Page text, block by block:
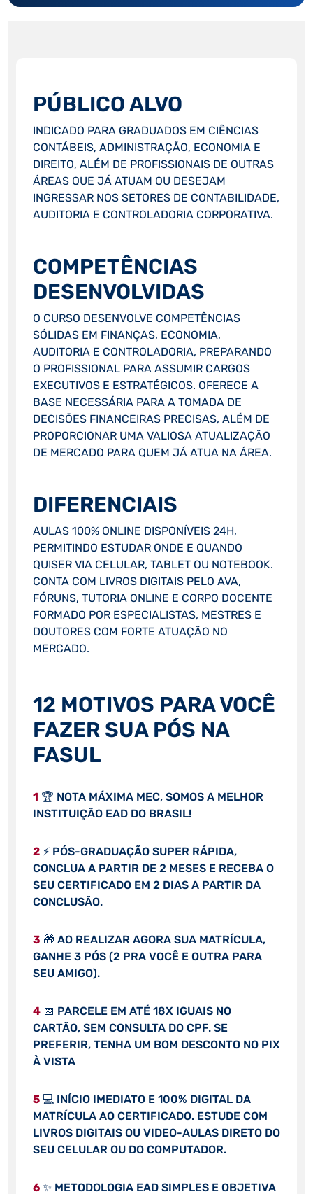
PÚBLICO ALVO
INDICADO PARA GRADUADOS EM CIÊNCIAS
CONTÁBEIS, ADMINISTRAÇÃO, ECONOMIA E
DIREITO, ALÉM DE PROFISSIONAIS DE OUTRAS
ÁREAS QUE JÁ ATUAM OU DESEJAM
INGRESSAR NOS SETORES DE CONTABILIDADE,
AUDITORIA E CONTROLADORIA CORPORATIVA.
COMPETÊNCIAS
DESENVOLVIDAS
O CURSO DESENVOLVE COMPETÊNCIAS
SÓLIDAS EM FINANÇAS, ECONOMIA,
AUDITORIA E CONTROLADORIA, PREPARANDO
O PROFISSIONAL PARA ASSUMIR CARGOS
EXECUTIVOS E ESTRATÉGICOS. OFERECE A
BASE NECESSÁRIA PARA A TOMADA DE
DECISÕES FINANCEIRAS PRECISAS, ALÉM DE
PROPORCIONAR UMA VALIOSA ATUALIZAÇÃO
DE MERCADO PARA QUEM JÁ ATUA NA ÁREA.
DIFERENCIAIS
AULAS 100% ONLINE DISPONÍVEIS 24H,
PERMITINDO ESTUDAR ONDE E QUANDO
QUISER VIA CELULAR, TABLET OU NOTEBOOK.
CONTA COM LIVROS DIGITAIS PELO AVA,
FÓRUNS, TUTORIA ONLINE E CORPO DOCENTE
FORMADO POR ESPECIALISTAS, MESTRES E
DOUTORES COM FORTE ATUAÇÃO NO
MERCADO.
12 MOTIVOS PARA VOCÊ
FAZER SUA PÓS NA
FASUL
1 🏆 NOTA MÁXIMA MEC, SOMOS A MELHOR
INSTITUIÇÃO EAD DO BRASIL!
2⚡ PÓS-GRADUAÇÃO SUPER RÁPIDA,
CONCLUA A PARTIR DE 2 MESES E RECEBA O
SEU CERTIFICADO EM 2 DIAS A PARTIR DA
CONCLUSÃO.
3 🎁 AO REALIZAR AGORA SUA MATRÍCULA,
GANHE 3 PÓS (2 PRA VOCÊ E OUTRA PARA
SEU AMIGO).
4📅 PARCELE EM ATÉ 18X IGUAIS NO
CARTÃO, SEM CONSULTA DO CPF. SE
PREFERIR, TENHA UM BOM DESCONTO NO PIX
À VISTA
5💻 INÍCIO IMEDIATO E 100% DIGITAL DA
MATRÍCULA AO CERTIFICADO. ESTUDE COM
LIVROS DIGITAIS OU VIDEO-AULAS DIRETO DO
SEU CELULAR OU DO COMPUTADOR.
6✨ METODOLOGIA EAD SIMPLES E OBJETIVA